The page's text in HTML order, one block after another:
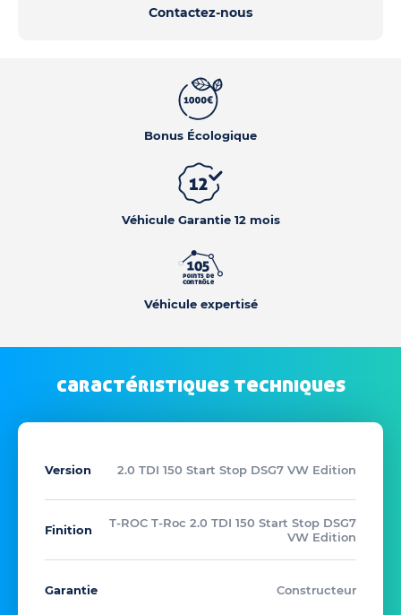
Bonus Écologique
Véhicule Garantie 12 mois
Véhicule expertisé
caractéristiques techniques
Version 2.0 TDI 150 Start Stop DSG7 VW Edition
Finition
T-ROC T-Roc 2.0 TDI 150 Start Stop DSG7
VW Edition
Garantie Constructeur
Contactez-nous